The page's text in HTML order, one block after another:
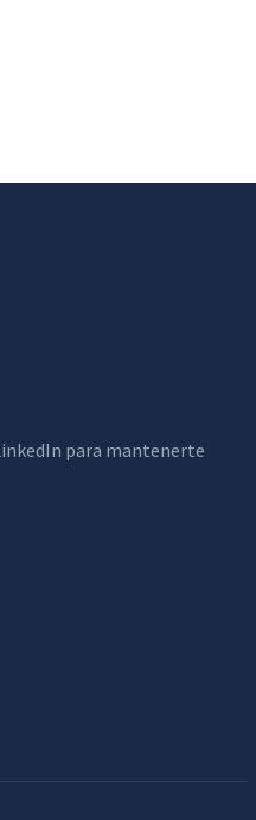
para mantenerte